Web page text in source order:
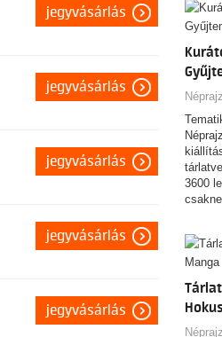
jegyvásárlás
jegyvásárlás
jegyvásárlás
jegyvásárlás
jegyvásárlás
3600